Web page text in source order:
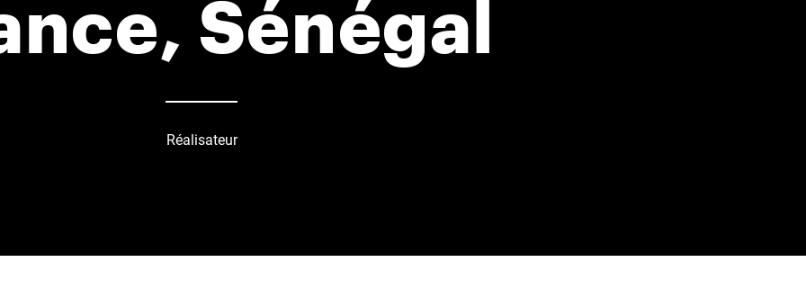
Sénégal
Réalisateur